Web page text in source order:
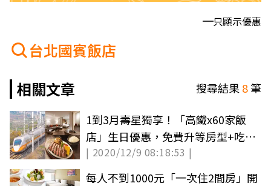
只顯示優惠
台北國賓飯店
相關文章
搜尋結果8筆
1到3月壽星獨享！「高鐵x60家飯
店」生日優惠，免費升等房型+吃大
餐，再送半價乘車券
| 2020/12/9 08:18:53 |
每人不到1000元「一次住2間房」開